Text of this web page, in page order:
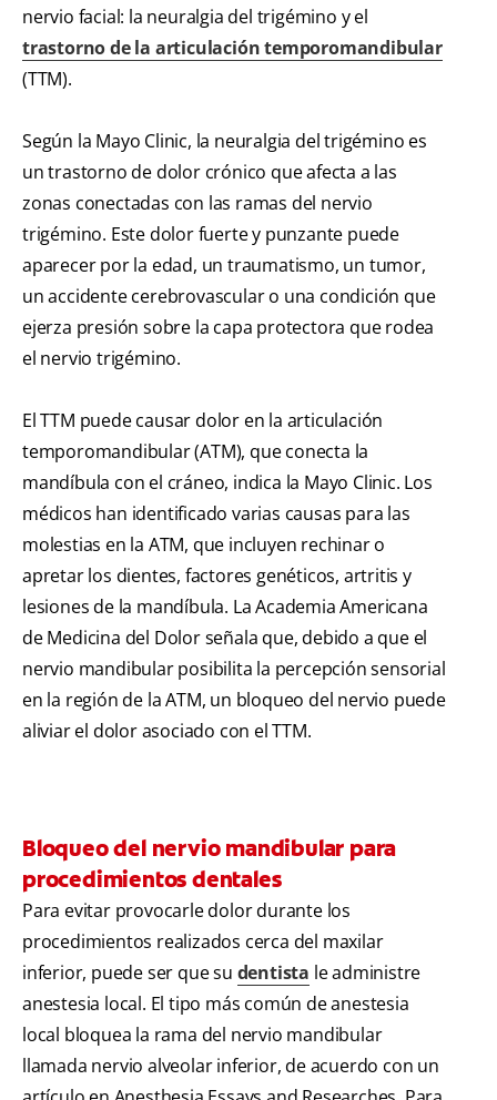
nervio facial: la neuralgia del trigémino y el
trastorno de la articulación temporomandibular
(TTM).
Según la Mayo Clinic, la neuralgia del trigémino es
un trastorno de dolor crónico que afecta a las
zonas conectadas con las ramas del nervio
trigémino. Este dolor fuerte y punzante puede
aparecer por la edad, un traumatismo, un tumor,
un accidente cerebrovascular o una condición que
ejerza presión sobre la capa protectora que rodea
el nervio trigémino.
El TTM puede causar dolor en la articulación
temporomandibular (ATM), que conecta la
mandíbula con el cráneo, indica la Mayo Clinic. Los
médicos han identificado varias causas para las
molestias en la ATM, que incluyen rechinar o
apretar los dientes, factores genéticos, artritis y
lesiones de la mandíbula. La Academia Americana
de Medicina del Dolor señala que, debido a que el
nervio mandibular posibilita la percepción sensorial
en la región de la ATM, un bloqueo del nervio puede
aliviar el dolor asociado con el TTM.
Bloqueo del nervio mandibular para
procedimientos dentales
Para evitar provocarle dolor durante los
procedimientos realizados cerca del maxilar
inferior, puede ser que su dentista le administre
anestesia local. El tipo más común de anestesia
local bloquea la rama del nervio mandibular
llamada nervio alveolar inferior, de acuerdo con un